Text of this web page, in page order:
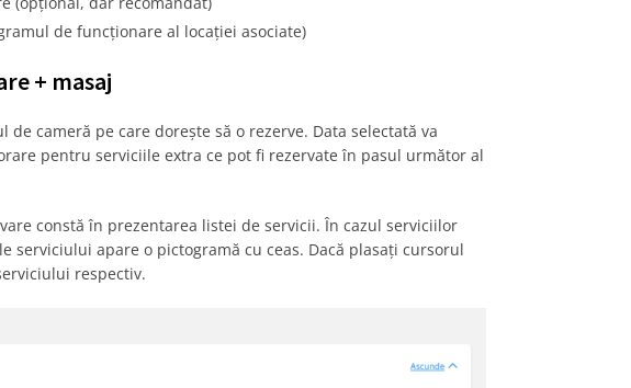
de funcționare al locației asociate)
+ masaj
cameră pe care dorește să o rezerve. Data selectată va
pentru serviciile extra ce pot fi rezervate în pasul următor al
constă în prezentarea listei de servicii. În cazul serviciilor
serviciului apare o pictogramă cu ceas. Dacă plasați cursorul
respectiv.